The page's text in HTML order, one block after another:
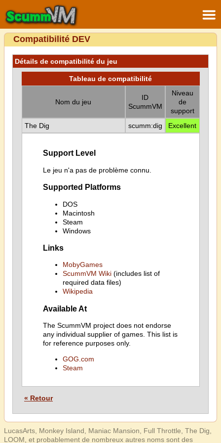
Compatibilité DEV
Détails de compatibilité du jeu
Tableau de compatibilité
Nom du jeu
ID
ScummVM
Niveau
de
support
The Dig
scumm:dig Excellent
Support Level
Le jeu n'a pas de problème connu.
Supported Platforms
DOS
Macintosh
Steam
Windows
Links
MobyGames
ScummVM Wiki(includes list of
required data files)
Wikipedia
Available At
The ScummVM project does not endorse
any individual supplier of games. This list is
for reference purposes only.
GOG.com
Steam
« Retour
LucasArts, Monkey Island, Maniac Mansion, Full Throttle, The Dig,
LOOM, et probablement de nombreux autres noms sont des